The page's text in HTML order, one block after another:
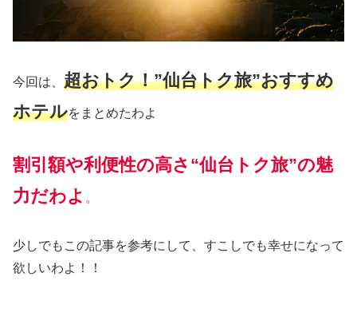
今回は、 超おトク！”仙台トク旅”おすすめ
ホテルをまとめたわよ
割引額や利便性の高さ “仙台トク旅”の魅
力だわよ 。
少しでもこの記事を参考にして、すこしでも幸せになって
欲しいわよ！！